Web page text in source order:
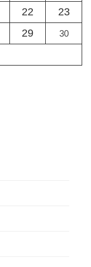
22
23
29 30